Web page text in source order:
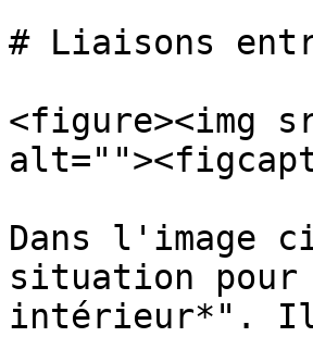
# Liaisons
<figure><img
Dans l'image
situation
intérieur*". Il